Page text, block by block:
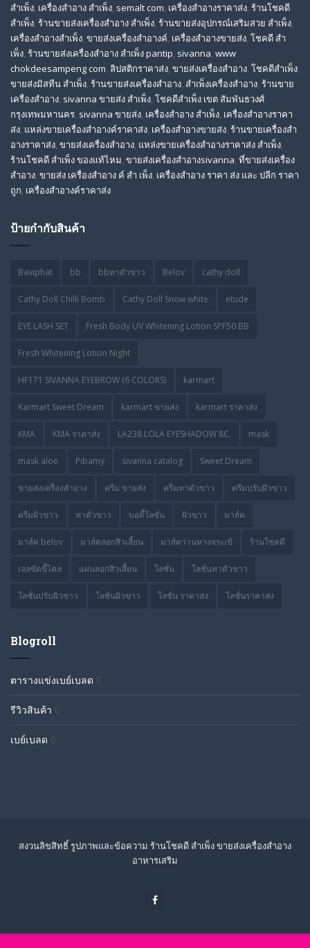
สําเพ็ง, เครื่องสำอาง สำเพ็ง, semalt com, เครื่องสำอางราคาส่ง, ร้านโชคดี
สำเพ็ง, ร้านขายส่งเครื่องสําอาง สําเพ็ง, ร้านขายส่งอุปกรณ์เสริมสวย สําเพ็ง,
เครื่องสำอางสำเพ็ง, ขายส่งเครื่องสำอางค์, เครื่องสำอางขายส่ง, โชคดี สํา
เพ็ง, ร้านขายส่งเครื่องสําอาง สําเพ็ง pantip, sivanna, www
chokdeesampeng com, ลิปสติกราคาส่ง, ขายส่งเครื่องสำอาง, โชคดีสำเพ็ง,
ขายส่งมิสทีน สําเพ็ง, ร้านขายส่งเครื่องสำอาง, สําเพ็งเครื่องสําอาง, ร้านขาย
เครื่องสำอาง, sivanna ขายส่ง สําเพ็ง, โชคดีสำเพ็ง เขต สัมพันธวงศ์
กรุงเทพมหานคร, sivanna ขายส่ง, เครื่องสําอาง สําเพ็ง, เครื่องสําอางราคา
ส่ง, แหล่งขายเครื่องสําอางค์ราคาส่ง, เครื่องสําอางขายส่ง, ร้านขายเครื่องสํา
อางราคาส่ง, ขายส่งเครื่องสําอาง, แหล่งขายเครื่องสําอางราคาส่ง สําเพ็ง,
ร้านโชคดี สําเพ็ง ของแท้ไหม, ขายส่งเครื่องสําอางsivanna, ที่ขายส่งเครื่อง
สําอาง, ขายส่ง เครื่องสำอาง ค์ สำ เพ็ง, เครื่องสำอาง ราคา ส่ง และ ปลีก ราคา
ถูก, เครื่องสำอางค์ราคาส่ง
ป้ายกำกับสินค้า
Baviphat bb bbทาตัวขาว Belov cathy doll
Cathy Doll Chilli Bomb Cathy Doll Snow white etude
EYE LASH SET Fresh Body UV Whitening Lotion SPF50 BB
Fresh Whitening Lotion Night
HF171 SIVANNA EYEBROW (6 COLORS) karmart
Karmart Sweet Dream karmart ขายส่ง karmart ราคาส่ง
KMA KMA ราคาส่ง LA238 LOLA EYESHADOW 8C. mask
mask aloe Pibamy sivanna catalog Sweet Dream
ขายส่งเครื่องสำอาง ครีม ขายส่ง ครีมทาตัวขาว ครีมปรับผิวขาว
ครีมผิวขาว ทาตัวขาว บอดี้โลชั่น ผิวขาว มาส์ค
มาส์ค belov มาส์คลอกสิวเสี้ยน มาส์คว่านหางจระเข้ ร้านโชคดี
เจลขัดขี้ไคล แผ่นลอกสิวเสี้ยน โลชั่น โลชั่นทาตัวขาว
โลชั่นปรับผิวขาว โลชั่นผิวขาว โลชั่น ราคาส่ง โลชั่นราคาส่ง
Blogroll
ตารางแข่งเบย์เบลด 0
รีวิวสินค้า 0
เบย์เบลด 0
สงวนลิขสิทธิ์ รูปภาพและข้อความ ร้านโชคดี สำเพ็ง ขายส่งเครื่องสำอาง
อาหารเสริม